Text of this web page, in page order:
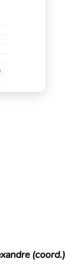
(coord.)